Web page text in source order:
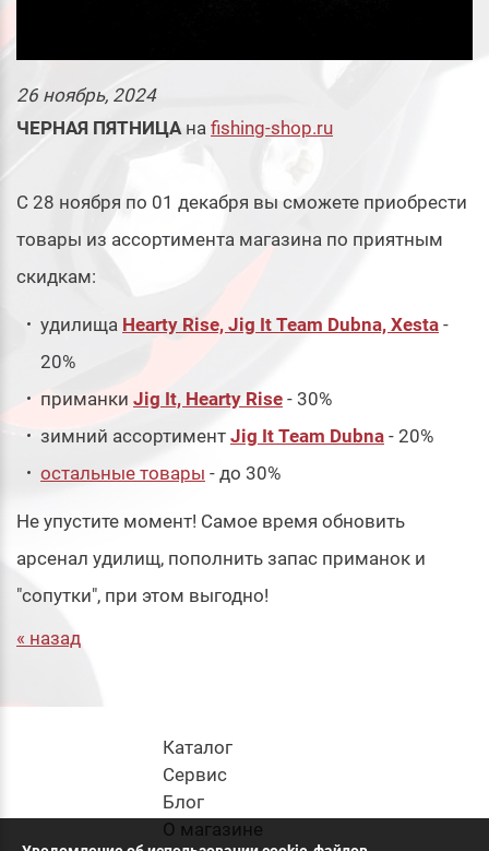
26 ноябрь, 2024
ЧЕРНАЯ ПЯТНИЦАна fishing-shop.ru
С 28 ноября по 01 декабря вы сможете приобрести
товары из ассортимента магазина по приятным
скидкам:
удилища Hearty Rise, Jig It Team Dubna, Xesta -
20%
приманки Jig It, Hearty Rise - 30%
зимний ассортимент Jig It Team Dubna - 20%
остальные товары - до 30%
Не упустите момент! Самое время обновить
арсенал удилищ, пополнить запас приманок и
"сопутки", при этом выгодно!
« назад
Каталог
Cервис
Блог
О магазине